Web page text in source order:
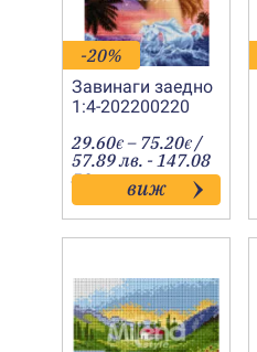
-20%
Завинаги заедно
1:4-202200220
29.60€ – 75.20€Price
range:
29.60€
through
75.20€
/
57.89 лв. - 147.08
лв. виж